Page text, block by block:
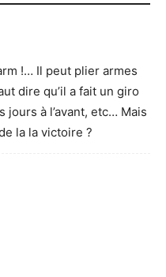
!… Il peut plier armes
dire qu’il a fait un giro
à l’avant, etc… Mais
la la victoire ?